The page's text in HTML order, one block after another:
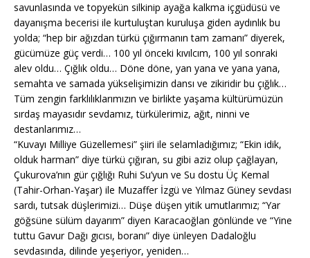
savunlasında ve topyekün silkinip ayağa kalkma içgüdüsü ve
dayanışma becerisi ile kurtuluştan kuruluşa giden aydınlık bu
yolda; “hep bir ağızdan türkü çığırmanın tam zamanı” diyerek,
gücümüze güç verdi… 100 yıl önceki kıvılcım, 100 yıl sonraki
alev oldu… Çığlık oldu… Döne döne, yan yana ve yana yana,
semahta ve samada yükselişimizin dansı ve zikiridir bu çığlık…
Tüm zengin farklılıklarımızın ve birlikte yaşama kültürümüzün
sırdaş mayasıdır sevdamız, türkülerimiz, ağıt, ninni ve
destanlarımız…
“Kuvayı Milliye Güzellemesi” şiiri ile selamladığımız; “Ekin idik,
olduk harman” diye türkü çığıran, su gibi aziz olup çağlayan,
Çukurova’nın gür çığlığı Ruhi Su’yun ve Su dostu Üç Kemal
(Tahir-Orhan-Yaşar) ile Muzaffer İzgü ve Yılmaz Güney sevdası
sardı, tutsak düşlerimizi… Düşe düşen yitik umutlarımız; “Yar
göğsüne sülüm dayarım” diyen Karacaoğlan gönlünde ve “Yine
tuttu Gavur Dağı gıcısı, boranı” diye ünleyen Dadaloğlu
sevdasında, dilinde yeşeriyor, yeniden…